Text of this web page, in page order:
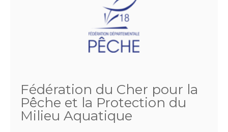
Fédération du Cher pour la
Pêche et la Protection du
Milieu Aquatique